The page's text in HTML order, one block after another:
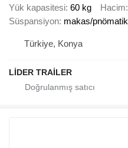
Yük kapasitesi 60 kg Hacim
Süspansiyon makas/pnömatik
Türkiye, Konya
LİDER TRAİLER